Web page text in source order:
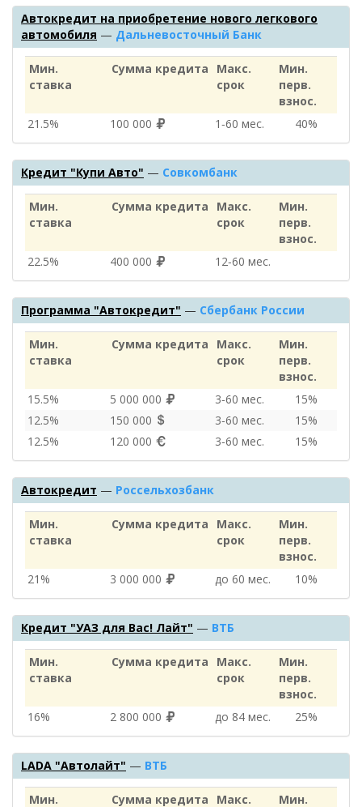
Автокредит на приобретение нового легкового
автомобиля — Дальневосточный Банк
Мин.
ставка
Сумма кредита
Макс.
срок
Мин.
перв.
взнос.
21.5%
100 000 1‑60 мес. 40%
Кредит "Купи Авто" — Совкомбанк
Мин.
ставка
Сумма кредита
Макс.
срок
Мин.
перв.
взнос.
22.5%
400 000 12‑60 мес.
Программа "Автокредит" — Сбербанк России
Мин.
ставка
Сумма кредита
Макс.
срок
Мин.
перв.
взнос.
15.5%
5 000 000 3‑60 мес.
15%
12.5%
150 000 3‑60 мес.
15%
12.5%
120 000 3‑60 мес. 15%
Автокредит — Россельхозбанк
Мин.
ставка
Сумма кредита
Макс.
срок
Мин.
перв.
взнос.
21%
3 000 000 до 60 мес. 10%
Кредит "УАЗ для Вас! Лайт" — ВТБ
Мин.
ставка
Сумма кредита
Макс.
срок
Мин.
перв.
взнос.
16%
2 800 000 до 84 мес. 25%
LADA "Автолайт" — ВТБ
Мин. Сумма кредита Макс. Мин.